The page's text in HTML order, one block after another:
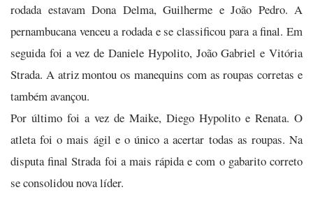
rodada estavam Dona Delma, Guilherme e João Pedro. A
pernambucana venceu a rodada e se classificou para a final. Em
seguida foi a vez de Daniele Hypolito, João Gabriel e Vitória
Strada. A atriz montou os manequins com as roupas corretas e
também avançou.
Por último foi a vez de Maike, Diego Hypolito e Renata. O
atleta foi o mais ágil e o único a acertar todas as roupas. Na
disputa final Strada foi a mais rápida e com o gabarito correto
se consolidou nova líder.